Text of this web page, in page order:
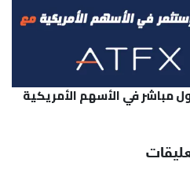
مباشر في الأسهم الأمريكية